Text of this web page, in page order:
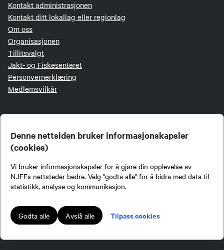
Denne nettsiden bruker informasjonskapsler
(cookies)
Vi bruker informasjonskapsler for å gjøre din opplevelse av
NJFFs nettsteder bedre. Velg "godta alle" for å bidra med data til
statistikk, analyse og kommunikasjon.
Godta alle Avslå alle Tilpass cookies
Kontakt administrasjonen
Kontakt ditt lokallag eller regionlag
Om oss
Organisasjonen
Tillitsvalgt
Jakt- og Fiskesenteret
Personvernerklæring
Medlemsvilkår
Jakt & Fiske
Inatur
NJFF-butikken
Login LetsReg
Digitalt aversjonsbevis